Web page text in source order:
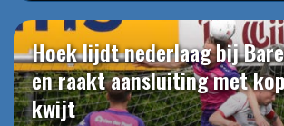
Hoek lijdt nederlaag bij
en raakt aansluiting met
kwijt